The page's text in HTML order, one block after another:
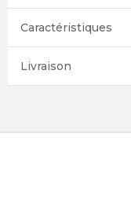
Caractéristiques
Livraison